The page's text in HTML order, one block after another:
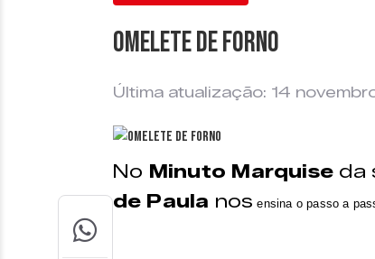
Omelete de Forno
Última atualização: 14
No Minuto Marquise da
de Paula nos ensina o passo a